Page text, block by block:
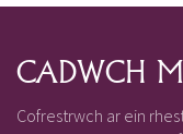
CADWCH
Cofrestrwch ar ein